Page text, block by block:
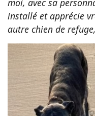
moi, avec sa
installé et apprécie
autre chien de